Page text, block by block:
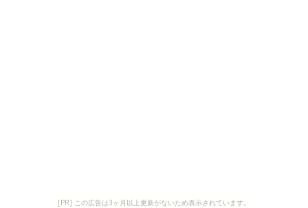
[PR] この広告は3ヶ月以上更新がないため表示されています。